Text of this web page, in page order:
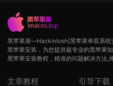
黑苹果屋—Hackintosh|黑苹果单双系统
黑苹果安装，为您提供最专业的黑苹果
黑苹果安装教程，精准的问题解决方法,
文章教程 引导下载